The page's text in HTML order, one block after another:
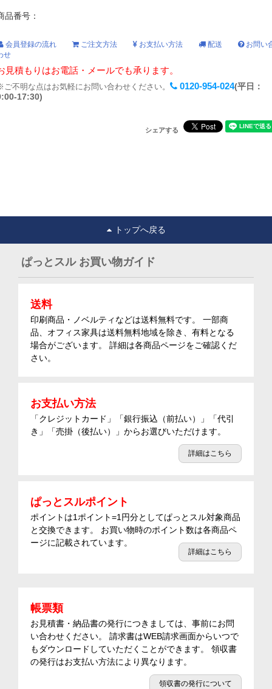
品番号：
会員登録の流れ ご注文方法 お支払い方法 配送
お問い
せ
見積もりはお電話・メールでも承ります。
不明な点はお気軽にお問い合わせください。 0120-954-024(平日：
17:30)
シェアする
トップへ戻る
ぱっとスル お買い物ガイド
送料
印刷商品・ノベルティなどは送料無料です。 一部商
品、オフィス家具は送料無料地域を除き、有料となる
場合がございます。 詳細は各商品ページをご確認くだ
さい。
お支払い方法
「クレジットカード」「銀行振込（前払い）」「代引
き」「売掛（後払い）」からお選びいただけます。
詳細はこちら
ぱっとスルポイント
ポイントは1ポイント=1円分としてぱっとスル対象商品
と交換できます。 お買い物時のポイント数は各商品ペ
ージに記載されています。
詳細はこちら
帳票類
お見積書・納品書の発行につきましては、事前にお問
い合わせください。 請求書はWEB請求画面からいつで
もダウンロードしていただくことができます。 領収書
の発行はお支払い方法により異なります。
領収書の発行について